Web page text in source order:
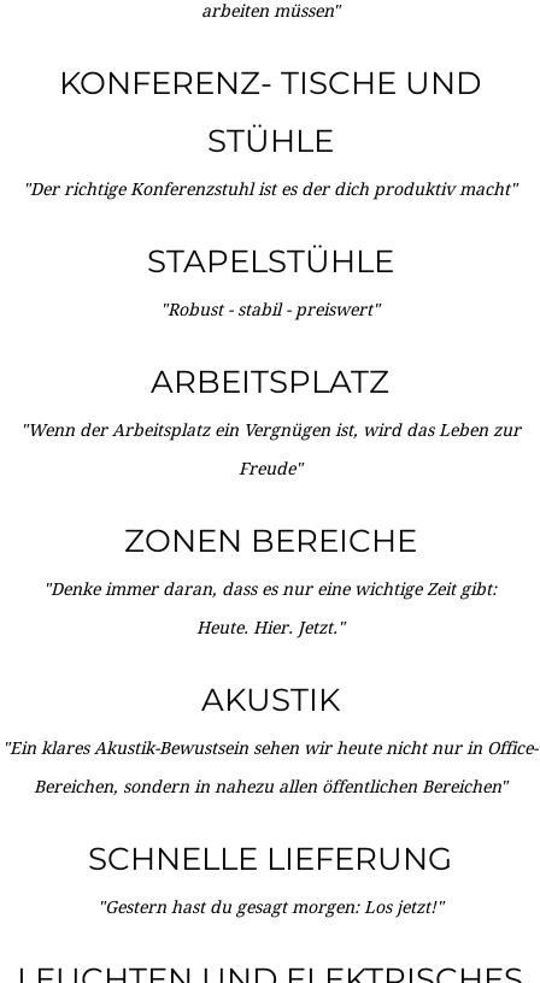
arbeiten müssen"
KONFERENZ- TISCHE UND
STÜHLE
"Der richtige Konferenzstuhl ist es der dich produktiv macht"
STAPELSTÜHLE
"Robust - stabil - preiswert"
ARBEITSPLATZ
"Wenn der Arbeitsplatz ein Vergnügen ist, wird das Leben zur
Freude"
ZONEN BEREICHE
"Denke immer daran, dass es nur eine wichtige Zeit gibt:
Heute. Hier. Jetzt."
AKUSTIK
"Ein klares Akustik-Bewustsein sehen wir heute nicht nur in Office-
Bereichen, sondern in nahezu allen öffentlichen Bereichen"
SCHNELLE LIEFERUNG
"Gestern hast du gesagt morgen: Los jetzt!"